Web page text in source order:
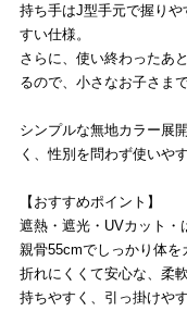
持ち手はJ型手元で握り
すい仕様。
さらに、使い終わったあ
るので、小さなお子さま
シンプルな無地カラー展
く、性別を問わず使いや
【おすすめポイント】
遮熱・遮光・UVカット・
親骨55cmでしっかり体を
折れにくくて安心な、柔
持ちやすく、引っ掛けや